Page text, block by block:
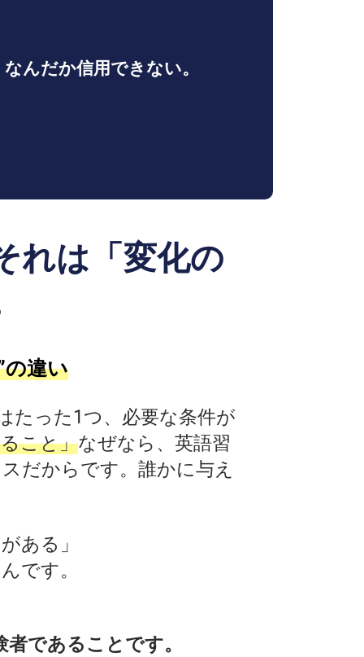
んだか信用できない。
れは「変化の
の違い
たった1つ、必要な条件が
こと」なぜなら、英語習
だからです。誰かに与え
ある」
です。
であることです。